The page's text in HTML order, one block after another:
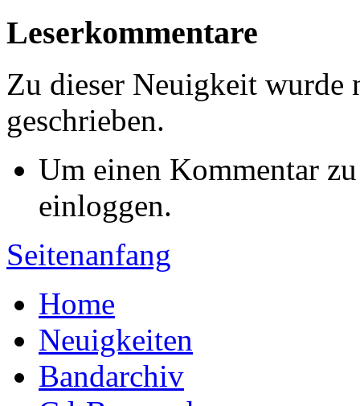
Leserkommentare
Zu dieser Neuigkeit wurde
geschrieben.
Um einen Kommentar
einloggen.
Seitenanfang
Home
Neuigkeiten
Bandarchiv